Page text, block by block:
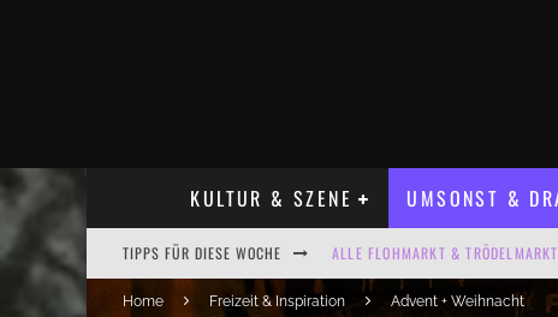
KULTUR & SZENE UMSONST &
TIPPS FÜR DIESE WOCHE ALLE FLOHMARKT &
LADYFASHION FLOHMARKT
Home Freizeit & Inspiration Advent + Weihnacht